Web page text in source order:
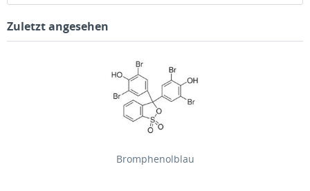
Zuletzt angesehen
Bromphenolblau